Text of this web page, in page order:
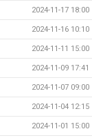
2024-11-17 18:00
2024-11-16 10:10
2024-11-11 15:00
2024-11-09 17:41
2024-11-07 09:00
2024-11-04 12:15
2024-11-01 15:00